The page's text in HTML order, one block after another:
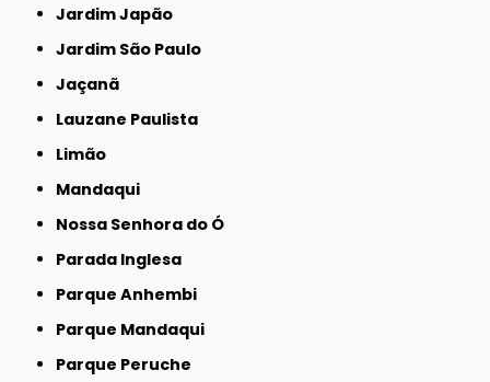
Jardim Japão
Jardim São Paulo
Jaçanã
Lauzane Paulista
Limão
Mandaqui
Nossa Senhora do Ó
Parada Inglesa
Parque Anhembi
Parque Mandaqui
Parque Peruche